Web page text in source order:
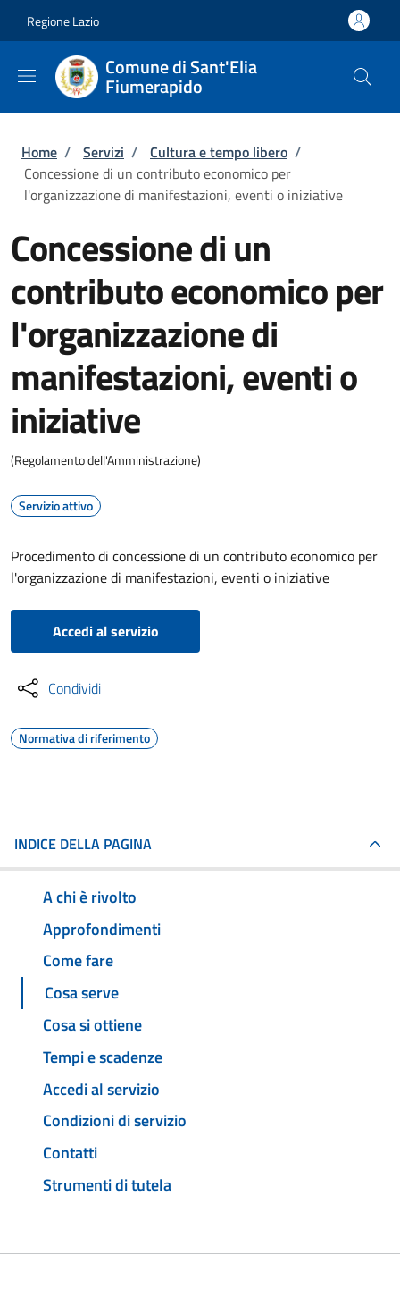
Regione Lazio
Comune di Sant'Elia
Fiumerapido
Briciole di pane
Home / Servizi / Cultura e tempo libero /
Concessione di un contributo economico per
l'organizzazione di manifestazioni, eventi o iniziative
Concessione di un
contributo economico per
l'organizzazione di
manifestazioni, eventi o
iniziative
(Regolamento dell'Amministrazione)
Servizio attivo
Procedimento di concessione di un contributo economico per
l'organizzazione di manifestazioni, eventi o iniziative
Accedi al servizio
Condividi
Normativa di riferimento
INDICE DELLA PAGINA
A chi è rivolto
Approfondimenti
Come fare
Cosa serve
Cosa si ottiene
Tempi e scadenze
Accedi al servizio
Condizioni di servizio
Contatti
Strumenti di tutela